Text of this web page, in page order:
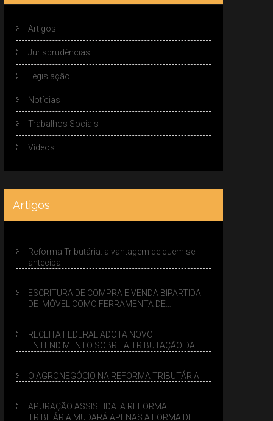
Artigos
Jurisprudências
Legislação
Notícias
Trabalhos Sociais
Vídeos
Artigos
Reforma Tributária: a vantagem de quem se
antecipa
ESCRITURA DE COMPRA E VENDA BIPARTIDA
DE IMÓVEL COMO FERRAMENTA DE
RECEITA FEDERAL ADOTA NOVO
ENTENDIMENTO SOBRE A TRIBUTAÇÃO DA
O AGRONEGÓCIO NA REFORMA TRIBUTÁRIA
APURAÇÃO ASSISTIDA: A REFORMA
TRIBITÁRIA MUDARÁ APENAS A FORMA DE